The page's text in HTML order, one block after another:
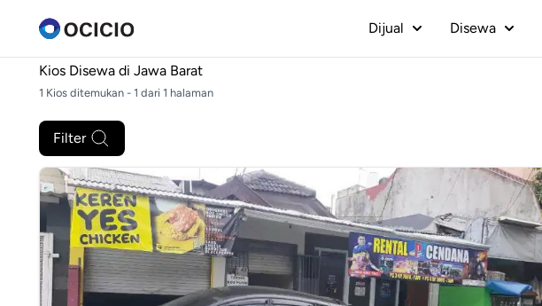
Dijual Disewa
Kios Disewa di Jawa Barat
1 Kios ditemukan - 1 dari 1 halaman
Filter